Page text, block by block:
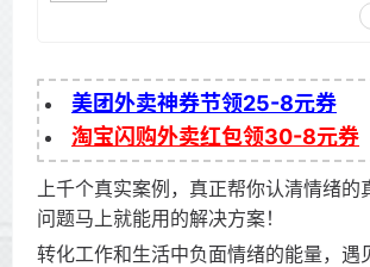
美团外卖神券节领25-8元券
淘宝闪购外卖红包领30-8元券
上千个真实案例，真正帮你认清情绪的
问题马上就能用的解决方案！
转化工作和生活中负面情绪的能量，遇